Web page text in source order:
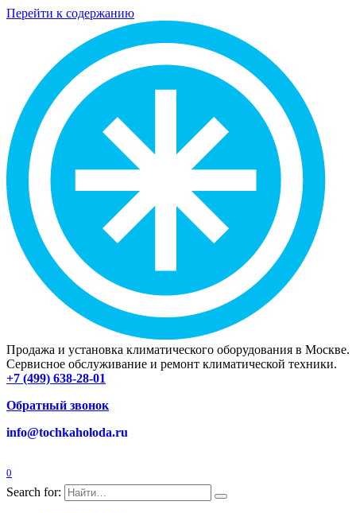
Перейти к содержанию
Продажа и установка климатического оборудования в Москве.
Сервисное обслуживание и ремонт климатической техники.
+7 (499) 638-28-01
Обратный звонок
info@tochkaholoda.ru
0
Search for: